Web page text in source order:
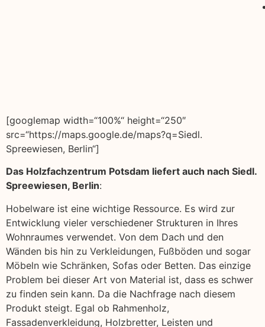
[googlemap width=“100%“ height=“250″
src=“https://maps.google.de/maps?q=Siedl.
Spreewiesen, Berlin“]
Das Holzfachzentrum Potsdam liefert auch nach Siedl.
Spreewiesen, Berlin:
Hobelware ist eine wichtige Ressource. Es wird zur
Entwicklung vieler verschiedener Strukturen in Ihres
Wohnraumes verwendet. Von dem Dach und den
Wänden bis hin zu Verkleidungen, Fußböden und sogar
Möbeln wie Schränken, Sofas oder Betten. Das einzige
Problem bei dieser Art von Material ist, dass es schwer
zu finden sein kann. Da die Nachfrage nach diesem
Produkt steigt. Egal ob Rahmenholz,
Fassadenverkleidung, Holzbretter, Leisten und